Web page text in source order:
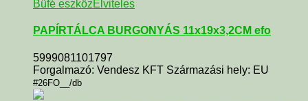
Büfé eszközElviteles
PAPÍRTÁLCA BURGONYÁS 11x19x3,2CM efo
5999081101797
Forgalmazó: Vendesz KFT Származási hely: EU
#26FO__/db